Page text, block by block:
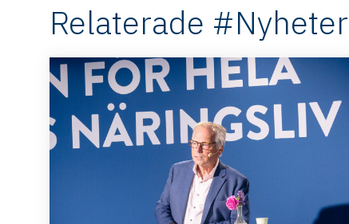
Relaterade #Nyheter